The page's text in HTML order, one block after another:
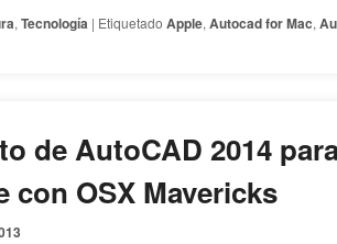
,Tecnología | Etiquetado Apple,Autocad for Mac,
de AutoCAD 2014
con OSX Mavericks